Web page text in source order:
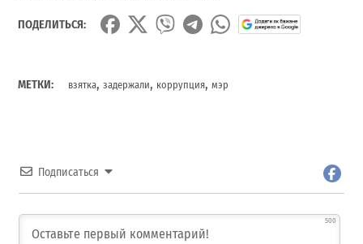
ПОДЕЛИТЬСЯ:
МЕТКИ: взятка,задержали, коррупция,мэр
Подписаться
500